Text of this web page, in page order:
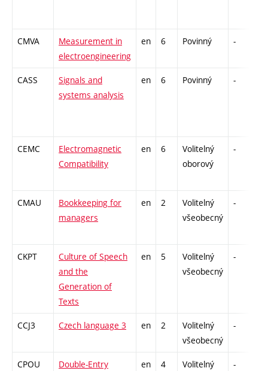
CMVA
Measurement in
electroengineering
en 6 Povinný -
CASS
Signals and
systems analysis
en 6 Povinný -
CEMC
Electromagnetic
Compatibility
en 6
Volitelný
oborový
-
CMAU
Bookkeeping for
managers
en 2
Volitelný
všeobecný
-
CKPT
Culture of Speech
and the
Generation of
Texts
en 5
Volitelný
všeobecný
-
CCJ3 Czech language 3 en 2
Volitelný
všeobecný
-
CPOU
Double-Entry
en 4
Volitelný
-